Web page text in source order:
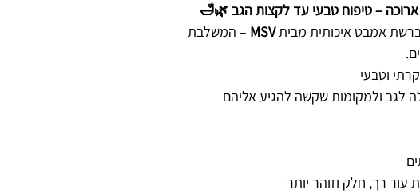
– טיפוח טבעי עד לקצות הגב 🌿🛁
אמבט איכותית מביתMSV – המשלבת
וטבעי
לגב ולמקומות שקשה להגיע אליהם
רך, חלק וזוהר יותר